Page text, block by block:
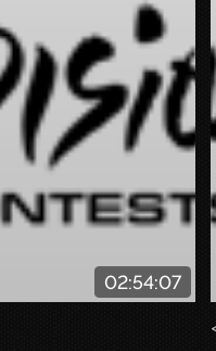
02:54:07